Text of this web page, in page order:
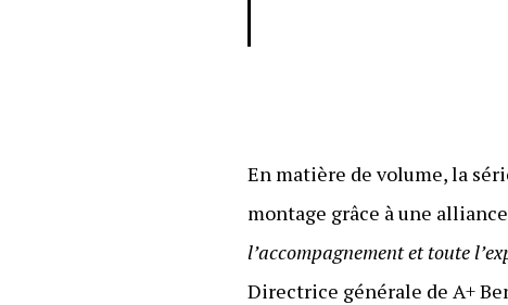
En matière de volume, la
montage grâce à une
l’accompagnement et toute
Directrice générale de A+